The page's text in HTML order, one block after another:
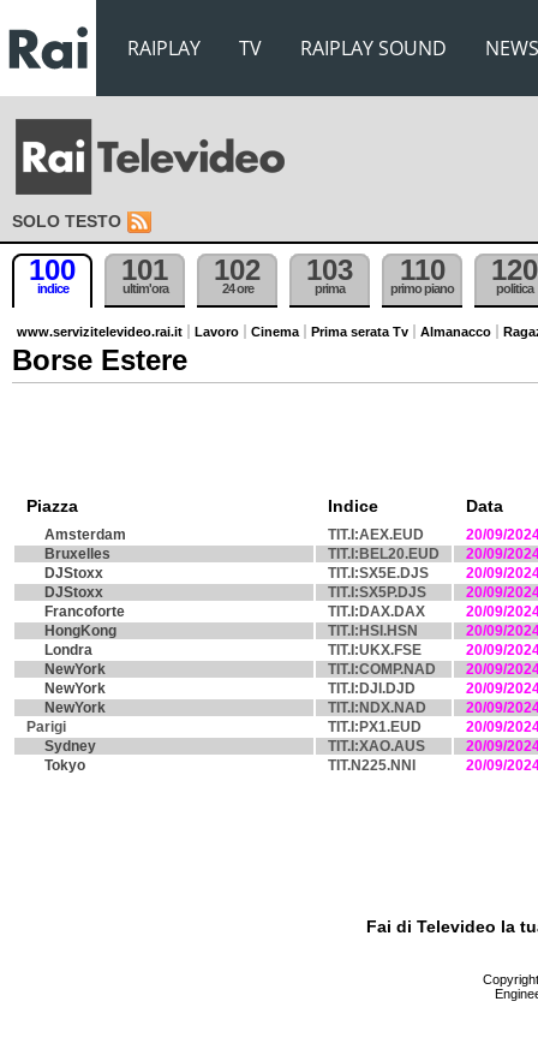
RAIPLAY TV RAIPLAY SOUND NEWS
SOLO TESTO
100
indice
101
ultim'ora
102
24 ore
103
prima
110
primo piano
120
politica
www.servizitelevideo.rai.it Lavoro Cinema Prima serata Tv Almanacco
Borse Estere
Piazza Indice Data
Amsterdam TIT.I:AEX.EUD
20/09/
Bruxelles
TIT.I:BEL20.EUD
20/09/
DJStoxx
TIT.I:SX5E.DJS
20/09/
DJStoxx
TIT.I:SX5P.DJS
20/09/
Francoforte
TIT.I:DAX.DAX
20/09/
HongKong
TIT.I:HSI.HSN
20/09/
Londra
TIT.I:UKX.FSE
20/09/
NewYork
TIT.I:COMP.NAD
20/09/
NewYork
TIT.I:DJI.DJD
20/09/
NewYork
TIT.I:NDX.NAD
20/09/
Parigi
TIT.I:PX1.EUD
20/09/
Sydney
TIT.I:XAO.AUS
20/09/
Tokyo
TIT.N225.NNI 20/09/
Fai di Televideo la